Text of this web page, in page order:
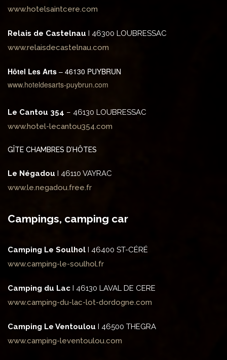
www.hotelsaintcere.com
Relais de Castelnau I 46300 LOUBRESSAC
www.relaisdecastelnau.com
Hôtel Les Arts – 46130 PUYBRUN
www.hoteldesarts-puybrun.com
Le Cantou 354 – 46130 LOUBRESSAC
www.hotel-lecantou354.com
GÎTE CHAMBRES D’HÔTES
Le Négadou I 46110 VAYRAC
www.le.negadou.free.fr
Campings, camping car
Camping Le Soulhol I 46400 ST-CÉRÉ
www.camping-le-soulhol.fr
Camping du Lac I 46130 LAVAL DE CERE
www.camping-du-lac-lot-dordogne.com
Camping Le Ventoulou I 46500 THEGRA
www.camping-leventoulou.com